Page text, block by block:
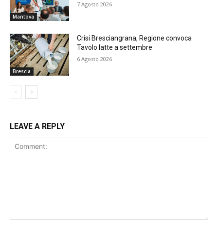
Mantova
7 Agosto 2026
Brescia
Crisi Bresciangrana, Regione convoca
Tavolo latte a settembre
6 Agosto 2026
LEAVE A REPLY